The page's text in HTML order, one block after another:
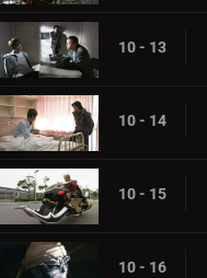
10 - 13
10 - 14
10 - 15
10 - 16